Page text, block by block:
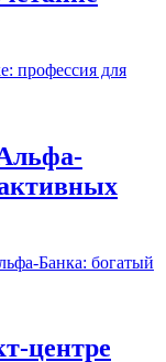
центре